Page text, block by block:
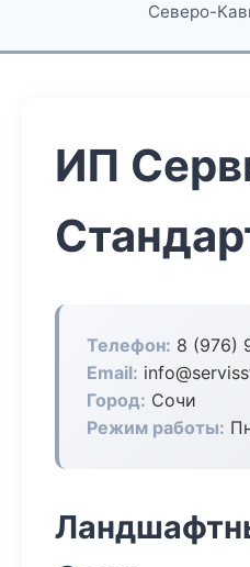
Северо-
ИП
Телефон: 8 (976)
Email:
Город: Сочи
Режим работы: